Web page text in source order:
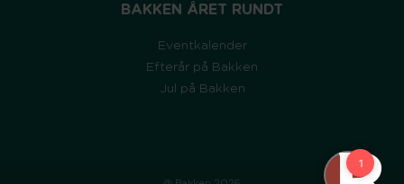
BAKKEN ÅRET RUNDT
Eventkalender
Efterår på Bakken
Jul på Bakken